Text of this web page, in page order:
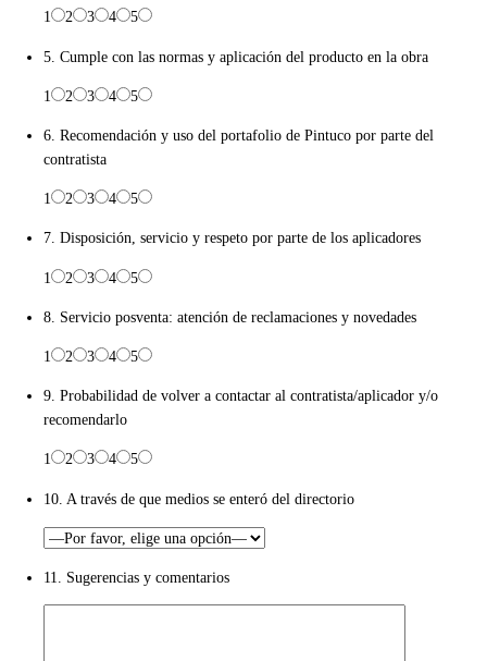
1 2 3 4 5
5. Cumple con las normas y aplicación del producto en la obra
1 2 3 4 5
6. Recomendación y uso del portafolio de Pintuco por parte del
contratista
1 2 3 4 5
7. Disposición, servicio y respeto por parte de los aplicadores
1 2 3 4 5
8. Servicio posventa: atención de reclamaciones y novedades
1 2 3 4 5
9. Probabilidad de volver a contactar al contratista/aplicador y/o
recomendarlo
1 2 3 4 5
10. A través de que medios se enteró del directorio
11. Sugerencias y comentarios